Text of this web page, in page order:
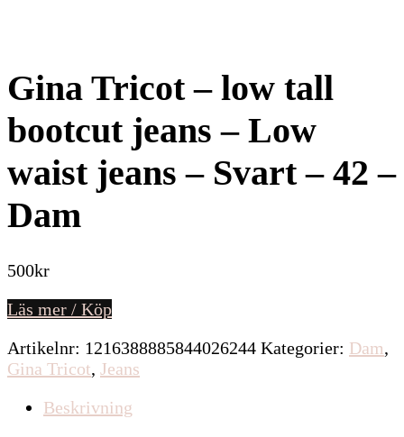
Gina Tricot – low tall
bootcut jeans – Low
waist jeans – Svart – 42 –
Dam
500kr
Läs mer / Köp
Artikelnr: 1216388885844026244 Kategorier: Dam,
Gina Tricot, Jeans
Beskrivning